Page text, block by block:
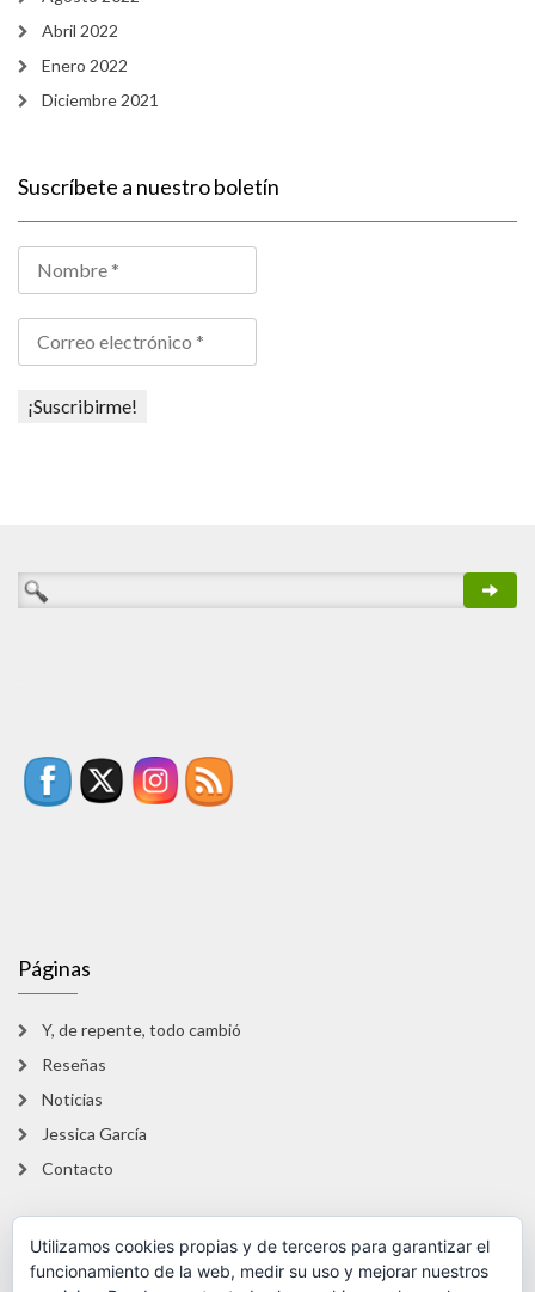
Abril 2022
Enero 2022
Diciembre 2021
Suscríbete a nuestro boletín
Páginas
Y, de repente, todo cambió
Reseñas
Noticias
Jessica García
Contacto
Legal
Utilizamos cookies propias y de terceros para garantizar el
funcionamiento de la web, medir su uso y mejorar nuestros